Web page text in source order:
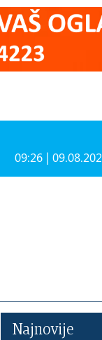
09:26 |
Najnovije